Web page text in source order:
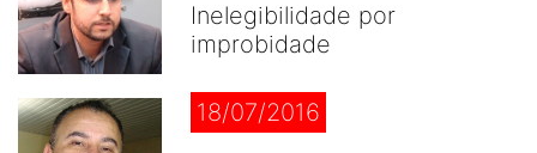
Inelegibilidade por
improbidade
18/07/2016